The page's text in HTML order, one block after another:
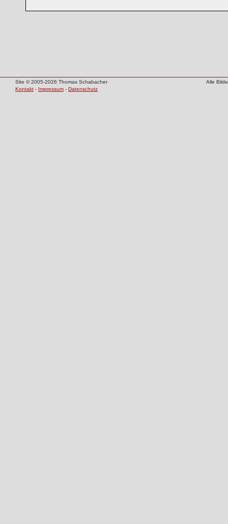
Site © 2005-2026 Thomas Schabacher
Alle
Kontakt - Impressum - Datenschutz